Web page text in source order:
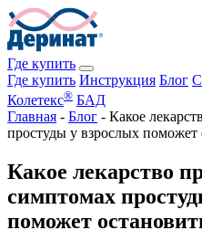
Где купить
Где купить Инструкция Блог
Колетекс® БАД
Главная - Блог - Какое
простуды у взрослых поможет
Какое лекарство
симптомах
поможет